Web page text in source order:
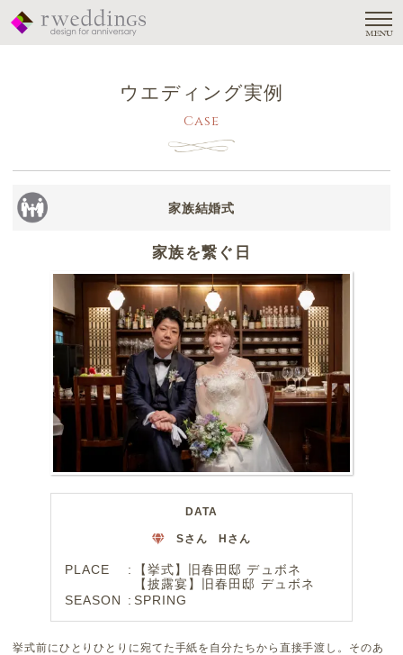
MENU
ウエディング実例
Case
家族結婚式
家族を繋ぐ日
DATA
Sさん Hさん
PLACE
【挙式】旧春田邸 デュボネ
【披露宴】旧春田邸 デュボネ
SEASON
SPRING
挙式前にひとりひとりに宛てた手紙を自分たちから直接手渡し。そのあ